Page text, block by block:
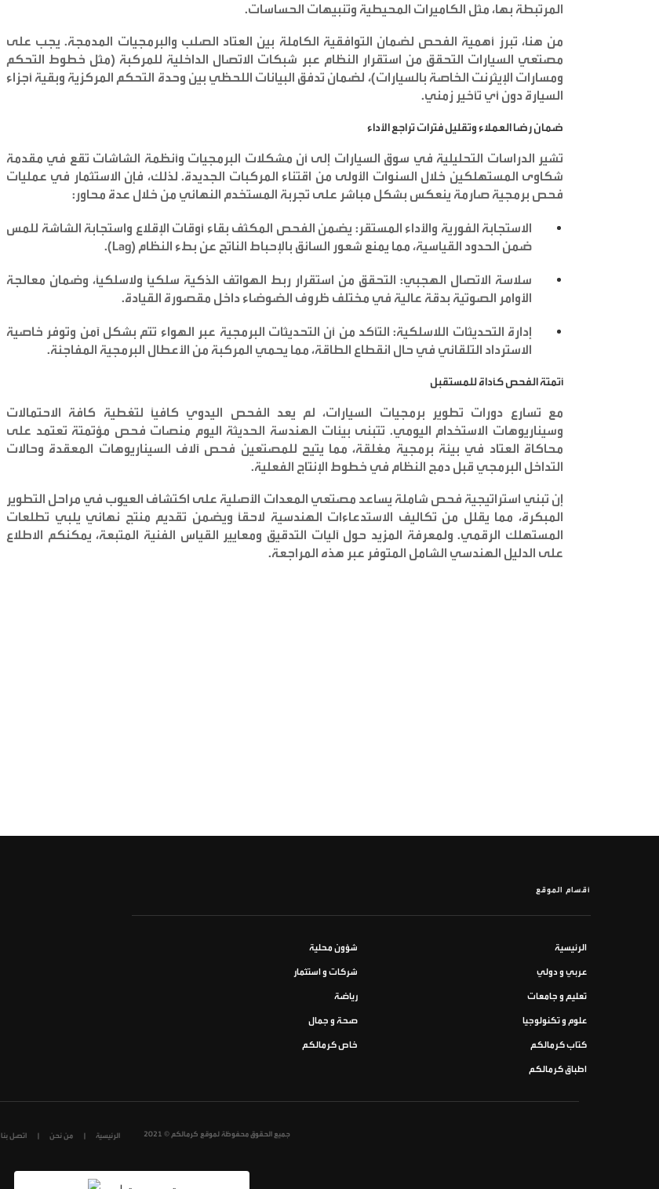
المرتبطة بها، مثل الكاميرات المحيطية وتنبيهات الحساسات.
من هنا، تبرز أهمية الفحص لضمان التوافقية الكاملة بين العتاد الصلب والبرمجيات المدمجة. يجب على
مصنّعي السيارات التحقق من استقرار النظام عبر شبكات الاتصال الداخلية للمركبة (مثل خطوط التحكم
ومسارات الإيثرنت الخاصة بالسيارات)، لضمان تدفق البيانات اللحظي بين وحدة التحكم المركزية وبقية أجزاء
السيارة دون أي تأخير زمني.
ضمان رضا العملاء وتقليل فترات تراجع الأداء
تشير الدراسات التحليلية في سوق السيارات إلى أن مشكلات البرمجيات وأنظمة الشاشات تقع في مقدمة
شكاوى المستهلكين خلال السنوات الأولى من اقتناء المركبات الجديدة. لذلك، فإن الاستثمار في عمليات
فحص برمجية صارمة ينعكس بشكل مباشر على تجربة المستخدم النهائي من خلال عدة محاور:
الاستجابة الفورية والأداء المستقر: يضمن الفحص المكثف بقاء أوقات الإقلاع واستجابة الشاشة للمس
ضمن الحدود القياسية، مما يمنع شعور السائق بالإحباط الناتج عن بطء النظام (Lag).
سلاسة الاتصال الهجبي: التحقق من استقرار ربط الهواتف الذكية سلكياً ولاسلكياً، وضمان معالجة
الأوامر الصوتية بدقة عالية في مختلف ظروف الضوضاء داخل مقصورة القيادة.
إدارة التحديثات اللاسلكية:التأكد من أن التحديثات البرمجية عبر الهواء تتم بشكل آمن وتوفر خاصية
الاسترداد التلقائي في حال انقطاع الطاقة، مما يحمي المركبة من الأعطال البرمجية المفاجئة.
أتمتة الفحص كأداة للمستقبل
مع تسارع دورات تطوير برمجيات السيارات، لم يعد الفحص اليدوي كافياً لتغطية كافة الاحتمالات
وسيناريوهات الاستخدام اليومي. تتبنى بيئات الهندسة الحديثة اليوم منصات فحص مؤتمتة تعتمد على
محاكاة العتاد في بيئة برمجية مغلقة، مما يتيح للمصنّعين فحص آلاف السيناريوهات المعقدة وحالات
التداخل البرمجي قبل دمج النظام في خطوط الإنتاج الفعلية.
إن تبني استراتيجية فحص شاملة يساعد مصنّعي المعدات الأصلية على اكتشاف العيوب في مراحل التطوير
المبكرة، مما يقلل من تكاليف الاستدعاءات الهندسية لاحقاً ويضمن تقديم منتج نهائي يلبي تطلعات
المستهلك الرقمي. ولمعرفة المزيد حول آليات التدقيق ومعايير القياس الفنية المتبعة، يمكنكم الاطلاع
على الدليل الهندسي الشامل المتوفر عبر هذه المراجعة.
أقسام الموقع
الرئيسية شؤون محلية
عربي و دولي شركات و استثمار
تعليم و جامعات رياضة
علوم و تكنولوجيا صحة و جمال
كتاب كرمالكم خاص كرمالكم
اطباق كرمالكم
جميع الحقوق محفوظة لموقع كرمالكم © 2021 اتصل بنا من نحن الرئيسية